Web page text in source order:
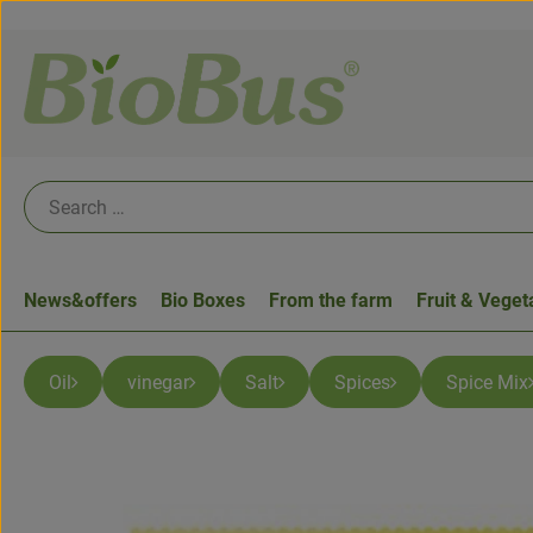
News&offers Bio Boxes From the farm Fruit &
Oil vinegar Salt Spices Spice Mix